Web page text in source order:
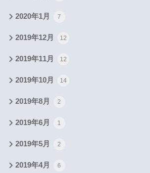
2020年1月 7
2019年12月 12
2019年11月 12
2019年10月 14
2019年8月 2
2019年6月 1
2019年5月 2
2019年4月 6